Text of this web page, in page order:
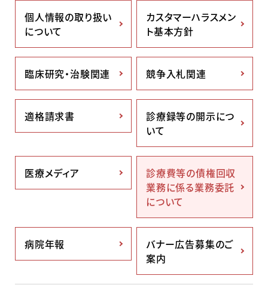
個人情報の取り扱い
について
カスタマーハラスメン
ト基本方針
臨床研究・治験関連 競争入札関連
適格請求書
診療録等の開示につ
いて
医療メディア
診療費等の債権回収
業務に係る業務委託
について
病院年報
バナー広告募集のご
案内